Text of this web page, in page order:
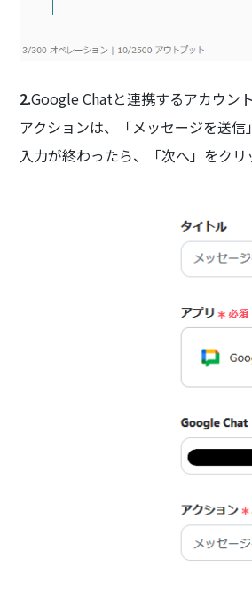
2.Google Chatと連携するアカウン
アクションは、「メッセージを送信
入力が終わったら、「次へ」をクリ